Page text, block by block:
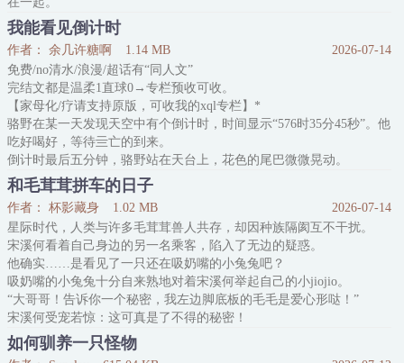
信息素失控，三天沉沦，从抗拒到沉溺，从陌生到依赖。
姜玺年，表面冷漠孤傲的军校天才，实则是一个身世坎坷、
我能看见倒计时
作者： 余几许糖啊 1.14 MB
2026-07-14
免费/no清水/浪漫/超话有“同人文”
完结文都是温柔1直球0→专栏预收可收。
【家母化/疗请支持原版，可收我的xql专栏】*
骆野在某一天发现天空中有个倒计时，时间显示“576时35分45秒”。他
吃好喝好，等待亖亡的到来。
倒计时最后五分钟，骆野站在天台上，花色的尾巴微微晃动。
他想亖前“恶心”一下讨厌自己的同事，打电话表白：“其实我喜欢你好
久了。”
说完就美滋滋地挂掉了电话，手机关机，等倒计时结束。
“三，二，一。”
骆野闭上眼睛，结果没等到亖亡通知，等到了天空中的一声：“新年
快乐！”
和毛茸茸拼车的日子
作者： 杯影藏身 1.02 MB
2026-07-14
星际时代，人类与许多毛茸茸兽人共存，却因种族隔阂互不干扰。
宋溪何看着自己身边的另一名乘客，陷入了无边的疑惑。
他确实……是看见了一只还在吸奶嘴的小兔兔吧？
吸奶嘴的小兔兔十分自来熟地对着宋溪何举起自己的小jiojio。
“大哥哥！告诉你一个秘密，我左边脚底板的毛毛是爱心形哒！”
宋溪何受宠若惊：这可真是了不得的秘密！
此后每一天，宋溪何拼车出行，总能遇上一只又一只毛茸茸。
头回出门买东西的小奶猫，车上摆摊卖咖啡的养家汪，还有坐错车一
如何驯养一只怪物